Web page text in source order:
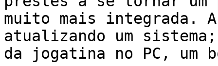
muito mais integrada.
atualizando um
da jogatina no PC, um